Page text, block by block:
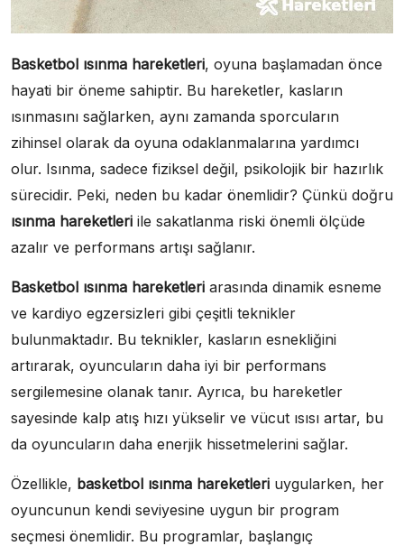
Basketbol ısınma hareketleri, oyuna başlamadan önce
hayati bir öneme sahiptir. Bu hareketler, kasların
ısınmasını sağlarken, aynı zamanda sporcuların
zihinsel olarak da oyuna odaklanmalarına yardımcı
olur. Isınma, sadece fiziksel değil, psikolojik bir hazırlık
sürecidir. Peki, neden bu kadar önemlidir? Çünkü doğru
ısınma hareketleri ile sakatlanma riski önemli ölçüde
azalır ve performans artışı sağlanır.
Basketbol ısınma hareketleri arasında dinamik esneme
ve kardiyo egzersizleri gibi çeşitli teknikler
bulunmaktadır. Bu teknikler, kasların esnekliğini
artırarak, oyuncuların daha iyi bir performans
sergilemesine olanak tanır. Ayrıca, bu hareketler
sayesinde kalp atış hızı yükselir ve vücut ısısı artar, bu
da oyuncuların daha enerjik hissetmelerini sağlar.
Özellikle, basketbol ısınma hareketleri uygularken, her
oyuncunun kendi seviyesine uygun bir program
seçmesi önemlidir. Bu programlar, başlangıç